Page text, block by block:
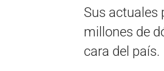
Sus actuales
millones de
cara del país.